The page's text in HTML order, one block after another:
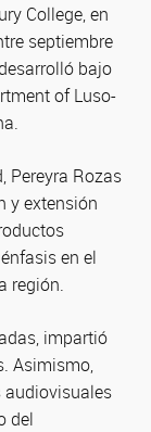
College, en
septiembre
bajo
of Luso-
Pereyra Rozas
y extensión
en el
región.
impartió
Asimismo,
del